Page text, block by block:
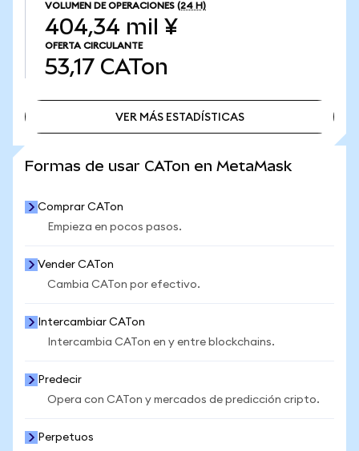
VOLUMEN DE OPERACIONES (24 H)
404,34 mil ¥
OFERTA CIRCULANTE
53,17 CATon
VER MÁS ESTADÍSTICAS
Formas de usar CATon en MetaMask
Comprar CATon
Empieza en pocos pasos.
Vender CATon
Cambia CATon por efectivo.
Intercambiar CATon
Intercambia CATon en y entre blockchains.
Predecir
Opera con CATon y mercados de predicción cripto.
Perpetuos